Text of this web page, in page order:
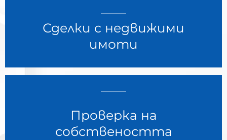
Сделки с недвижими
имоти
Проверка на
собствеността